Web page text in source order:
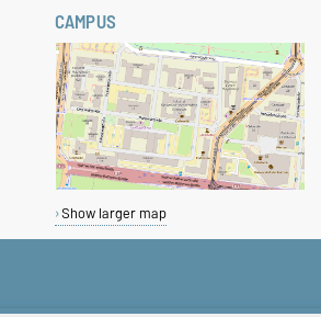
CAMPUS
Show larger map